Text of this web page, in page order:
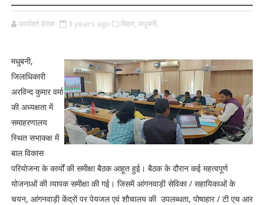
आर्यावर्त डेस्क 3 years ago बिहार, मधुबनी,
मधुबनी,
जिलाधिकारी
अरविन्द कुमार वर्मा
की अध्यक्षता में
समाहरणालय
स्थित सभाकक्ष में
बाल विकास
परियोजना के कार्यों की समीक्षा बैठक आहूत हुई। बैठक के दौरान कई महत्वपूर्ण
योजनाओं की व्यापक समीक्षा की गई। जिसमें आंगनवाड़ी सेविका / सहायिकाओं के
चयन, आंगनवाड़ी केंद्रों पर पेयजल एवं शौचालय की उपलब्धता, पोषाहार / टी एच आर